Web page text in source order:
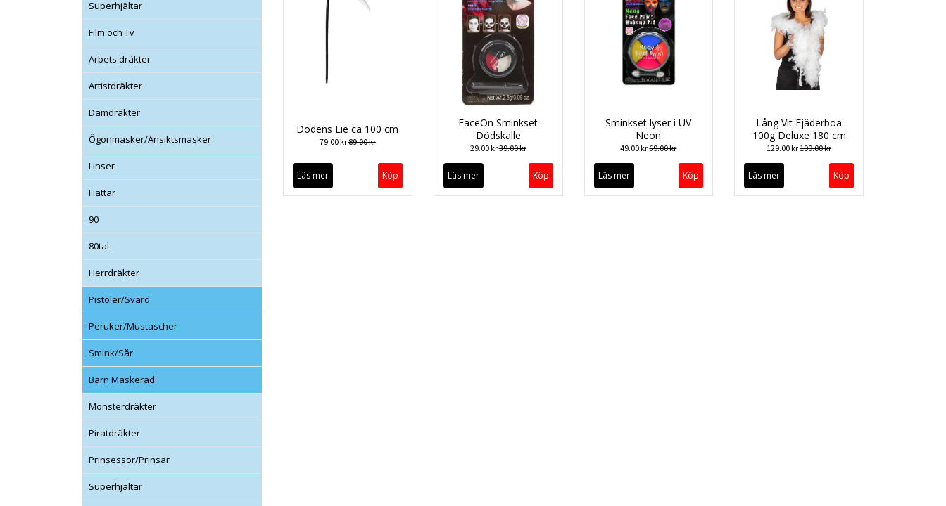
Superhjältar
Film och Tv
Arbets dräkter
Artistdräkter
Damdräkter
Ögonmasker/Ansiktsmasker
Linser
Hattar
90
80tal
Herrdräkter
Pistoler/Svärd
Peruker/Mustascher
Smink/Sår
Barn Maskerad
Monsterdräkter
Piratdräkter
Prinsessor/Prinsar
Superhjältar
Dödens Lie ca 100 cm
79.00 kr89.00 kr
Läs mer
FaceOn Sminkset
Dödskalle
29.00 kr39.00 kr
Läs mer
Sminkset lyser i UV
Neon
49.00 kr69.00 kr
Läs mer
Lång Vit Fjäderboa
100g Deluxe 180 cm
129.00 kr199.00 kr
Läs mer